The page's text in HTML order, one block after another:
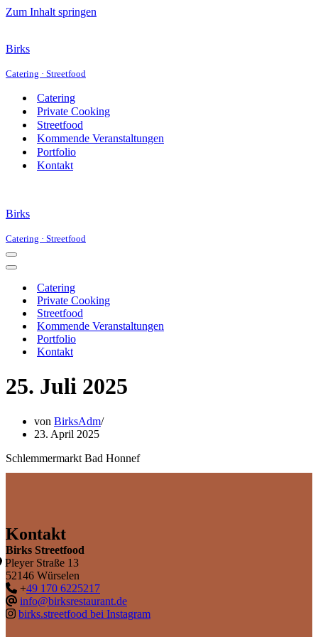
Zum Inhalt springen
Birks
Catering · Streetfood
Catering
Private Cooking
Streetfood
Kommende Veranstaltungen
Portfolio
Kontakt
Birks
Catering · Streetfood
Navigationsmenü
Navigationsmenü
Catering
Private Cooking
Streetfood
Kommende Veranstaltungen
Portfolio
Kontakt
25. Juli 2025
von BirksAdm
23. April 2025
Schlemmermarkt Bad Honnef
Kontakt
Birks Streetfood
Pleyer Straße 13
52146 Würselen
+49 170 6225217
info@birksrestaurant.de
birks.streetfood bei Instagram